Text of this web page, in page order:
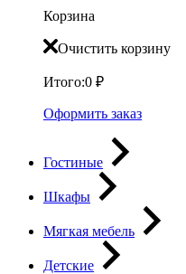
Корзина
Очистить корзину
Итого:0 ₽
Оформить заказ
Гостиные
Шкафы
Мягкая мебель
Детские